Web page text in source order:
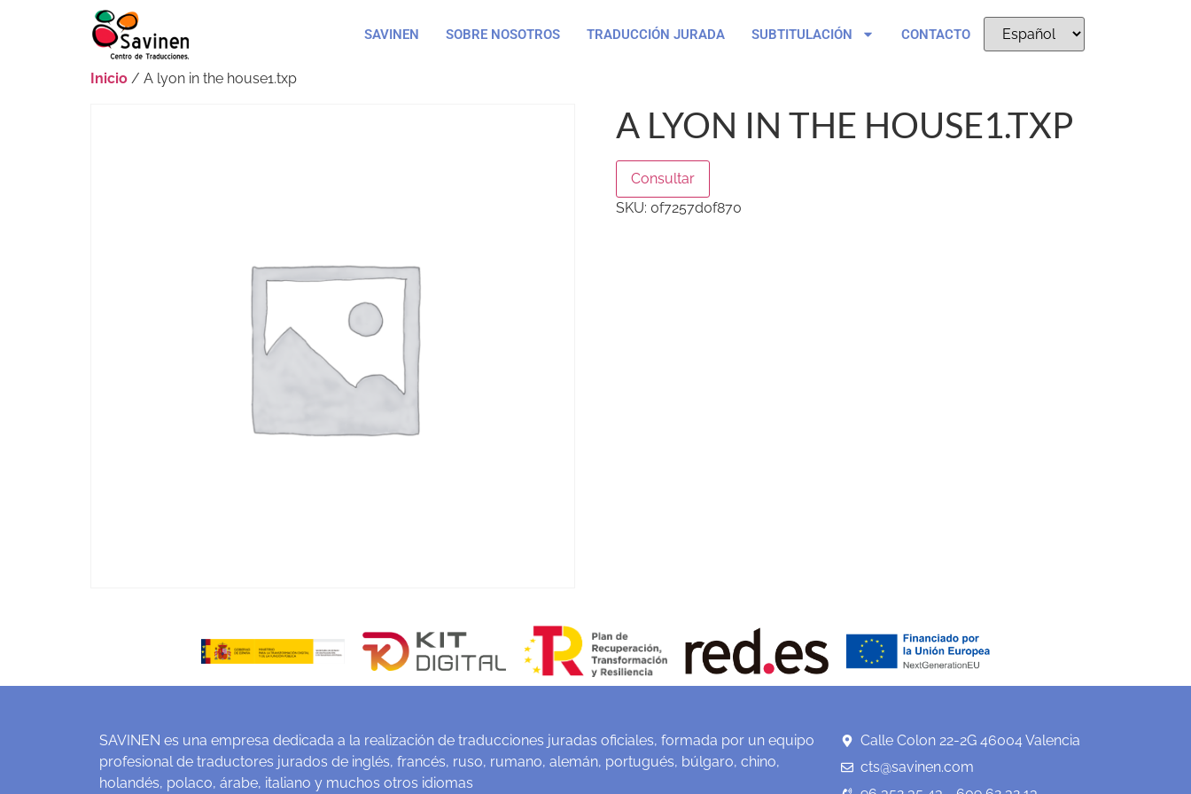
SAVINEN SOBRE NOSOTROS TRADUCCIÓN JURADA SUBTITULACIÓN CONTACTO
Inicio / A lyon in the house1.txp
A LYON IN THE HOUSE1.TXP
Consultar
SKU: 0f7257d0f870
SAVINEN es una empresa dedicada a la realización de traducciones juradas oficiales, formada por un equipo
profesional de traductores jurados de inglés, francés, ruso, rumano, alemán, portugués, búlgaro, chino,
holandés, polaco, árabe, italiano y muchos otros idiomas
Calle Colon 22-2G 46004 Valencia
cts@savinen.com